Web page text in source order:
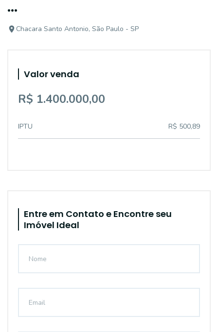
...
Chacara Santo Antonio, São Paulo - SP
Valor venda
R$ 1.400.000,00
IPTU R$ 500,89
Entre em Contato e Encontre seu
Imóvel Ideal